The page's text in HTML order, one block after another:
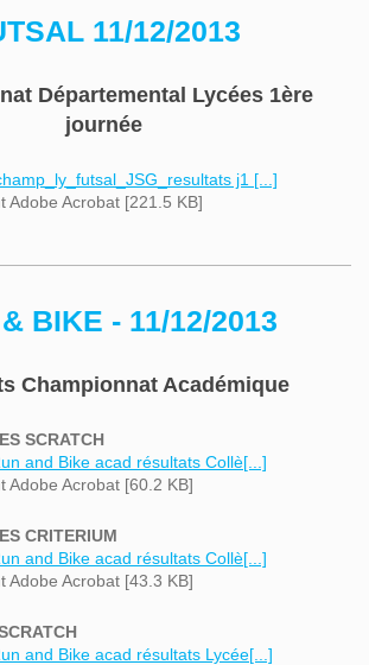
11/12/2013
Départemental Lycées 1ère
journée
j1 [...]
Adobe Acrobat [221.5 KB]
BIKE - 11/12/2013
Championnat Académique
SCRATCH
and Bike acad résultats Collè[...]
Adobe Acrobat [60.2 KB]
CRITERIUM
and Bike acad résultats Collè[...]
Adobe Acrobat [43.3 KB]
and Bike acad résultats Lycée[...]